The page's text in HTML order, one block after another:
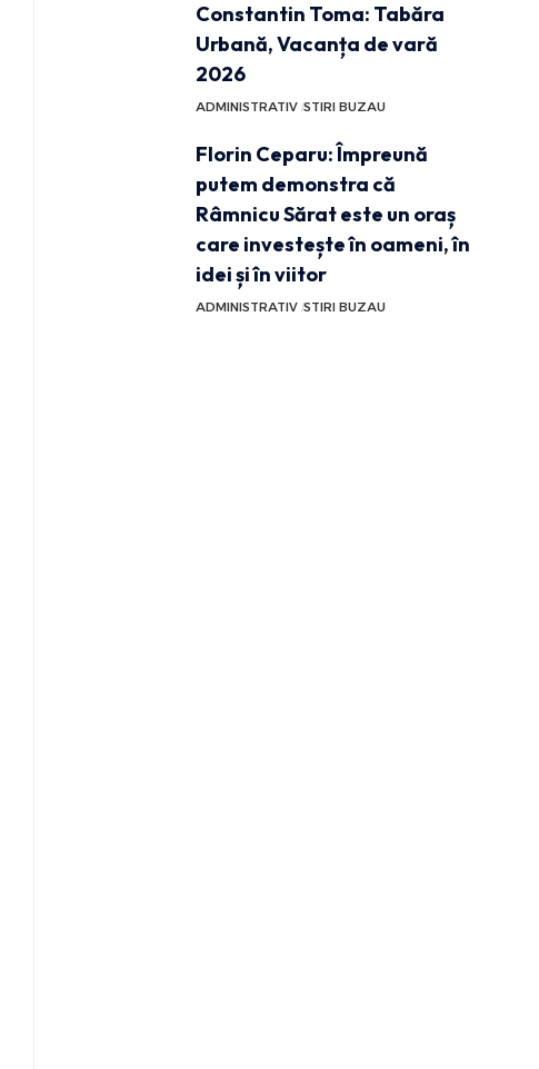
Constantin Toma: Tabăra
Urbană, Vacanța de vară
2026
ADMINISTRATIV STIRI BUZAU
Florin Ceparu: Împreună
putem demonstra că
Râmnicu Sărat este un oraș
care investește în oameni, în
idei și în viitor
ADMINISTRATIV STIRI BUZAU